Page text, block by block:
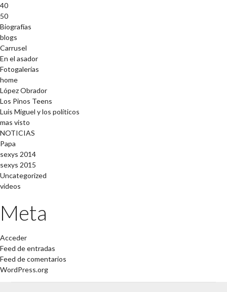
40
50
Biografías
blogs
Carrusel
En el asador
Fotogalerías
home
López Obrador
Los Pinos Teens
Luis Miguel y los políticos
mas visto
NOTICIAS
Papa
sexys 2014
sexys 2015
Uncategorized
videos
Meta
Acceder
Feed de entradas
Feed de comentarios
WordPress.org